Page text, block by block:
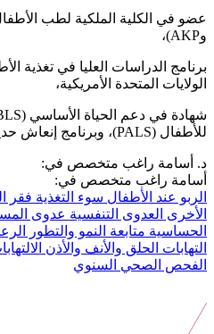
وAKP)،
برنامج الدراسات العليا في تغذية
الولايات المتحدة الأمريكية،
للأطفال (PALS)، وبرنامج إنعاش حديثي الولادة (NRP)
د. أسامة راغب متخصص في:
أسامة راغب متخصص في:
الربو عند الأطفال سوء التغذية فقر
الأخرى العدوى التنفسية عدوى
الحساسية متابعة النمو والتطور
التهابات الحلق والأنف والأذن
الفحص الصحي السنوي